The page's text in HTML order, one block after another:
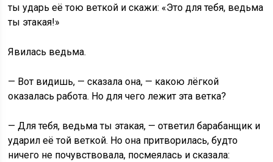
ты ударь её тою веткой и скажи: «Это для тебя, ведьма
ты этакая!»
Явилась ведьма.
— Вот видишь, — сказала она, — какою лёгкой
оказалась работа. Но для чего лежит эта ветка?
— Для тебя, ведьма ты этакая, — ответил барабанщик и
ударил её той веткой. Но она притворилась, будто
ничего не почувствовала, посмеялась и сказала: